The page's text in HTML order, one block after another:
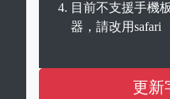
目前不支援手機
器，請改用safari
更新